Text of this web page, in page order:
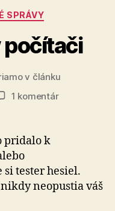
SPRÁVY
počítači
v článku
1 komentárna
pridalo k
si tester hesiel.
neopustia váš